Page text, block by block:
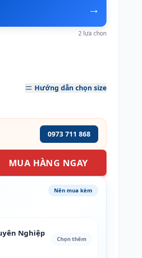
→
2 lựa chọn
Hướng dẫn chọn size
0973 711 868
MUA HÀNG NGAY
Nên mua kèm
Nghiệp
Chọn thêm